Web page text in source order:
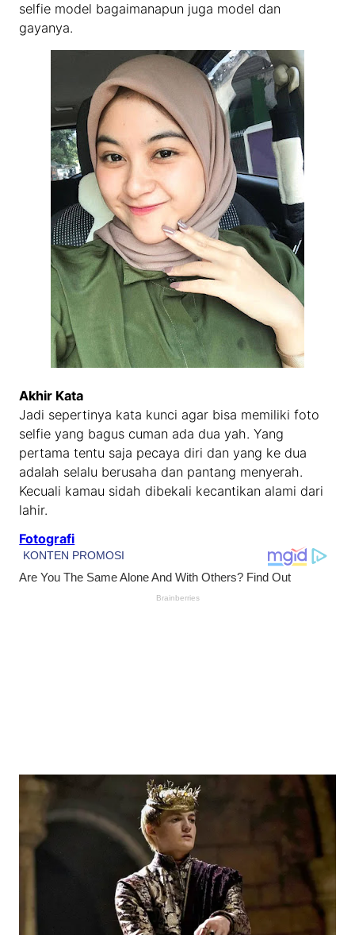
selfie model bagaimanapun juga model dan
gayanya.
Akhir Kata
Jadi sepertinya kata kunci agar bisa memiliki foto
selfie yang bagus cuman ada dua yah. Yang
pertama tentu saja pecaya diri dan yang ke dua
adalah selalu berusaha dan pantang menyerah.
Kecuali kamau sidah dibekali kecantikan alami dari
lahir.
Fotografi